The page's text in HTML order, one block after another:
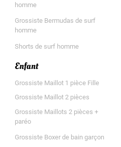
homme
Grossiste Bermudas de surf
homme
Shorts de surf homme
Enfant
Grossiste Maillot 1 pièce Fille
Grossiste Maillot 2 pièces
Grossiste Maillots 2 pièces +
paréo
Grossiste Boxer de bain garçon